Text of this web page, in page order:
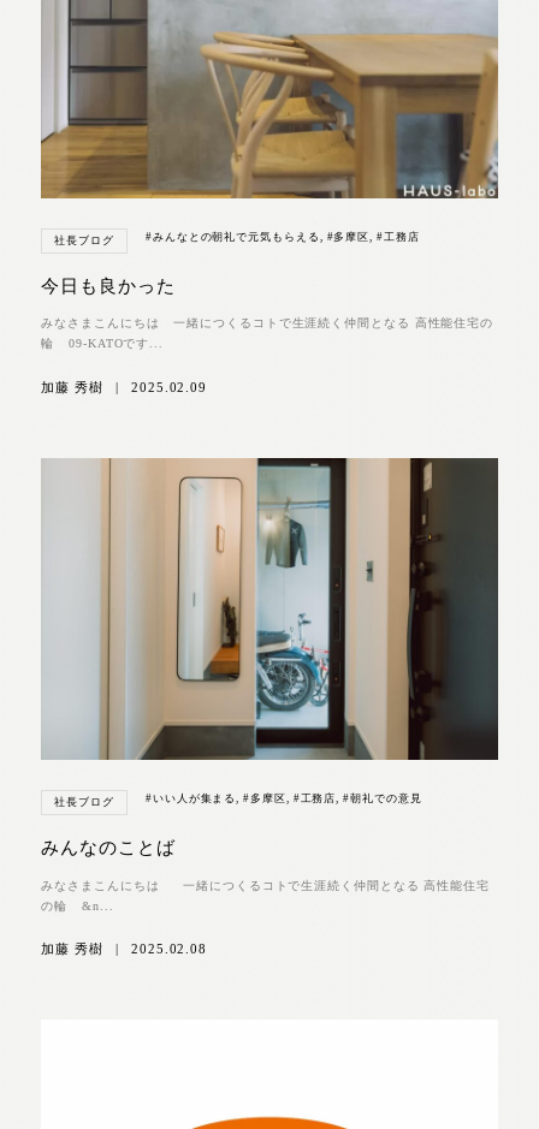
社長ブログ #みんなとの朝礼で元気もらえる , #多摩区, #工務店
今日も良かった
みなさまこんにちは 一緒につくるコトで生涯続く仲間となる 高性能住宅の
輪 09-KATOです...
加藤 秀樹 2025.02.09
社長ブログ #いい人が集まる,#多摩区, #工務店,#朝礼での意見
みんなのことば
みなさまこんにちは 一緒につくるコトで生涯続く仲間となる 高性能住宅
の輪 &n...
加藤 秀樹 2025.02.08